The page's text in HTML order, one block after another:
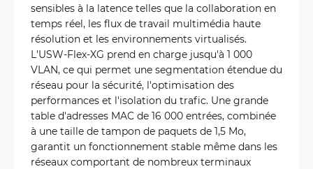
sensibles à la latence telles que la collaboration en
temps réel, les flux de travail multimédia haute
résolution et les environnements virtualisés.
L'USW-Flex-XG prend en charge jusqu'à 1 000
VLAN, ce qui permet une segmentation étendue du
réseau pour la sécurité, l'optimisation des
performances et l'isolation du trafic. Une grande
table d'adresses MAC de 16 000 entrées, combinée
à une taille de tampon de paquets de 1,5 Mo,
garantit un fonctionnement stable même dans les
réseaux comportant de nombreux terminaux